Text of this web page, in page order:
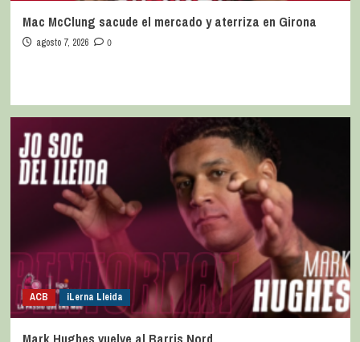
Mac McClung sacude el mercado y aterriza en Girona
agosto 7, 2026 0
ACB iLerna Lleida